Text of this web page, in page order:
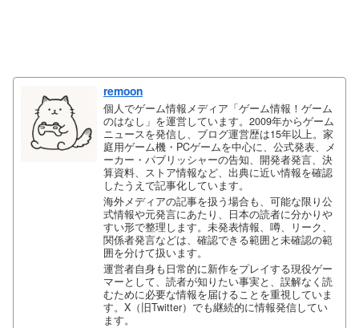
remoon
個人でゲーム情報メディア「ゲーム情報！ゲーム
のはなし」を運営しています。2009年からゲーム
ニュースを発信し、ブログ運営歴は15年以上。家
庭用ゲーム機・PCゲームを中心に、公式発表、メ
ーカー・パブリッシャーの告知、開発者発言、決
算資料、ストア情報など、出典に近い情報を確認
したうえで記事化しています。
海外メディアの記事を扱う場合も、可能な限り公
式情報や元発言にあたり、日本の読者に分かりや
すい形で整理します。未発表情報、噂、リーク、
関係者発言などは、確認できる範囲と未確認の範
囲を分けて扱います。
運営者自身も日常的に新作をプレイする現役ゲー
マーとして、読者が知りたい事実と、誤解なく読
むために必要な情報を届けることを重視していま
す。X（旧Twitter）でも継続的に情報発信してい
ます。